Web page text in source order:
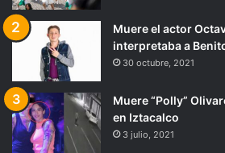
Muere el actor
interpretaba a
30 octubre, 2021
Muere “Polly”
en Iztacalco
3 julio, 2021